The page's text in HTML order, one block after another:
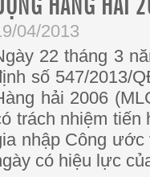
04/2013
22 tháng 3
số 547/2013/
hải 2006
trách nhiệm tiến
nhập Công
có hiệu lực